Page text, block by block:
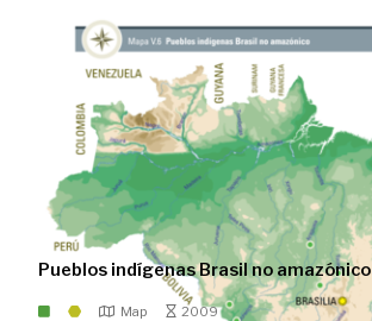
Pueblos indígenas Brasil no amazónico
Map 2009